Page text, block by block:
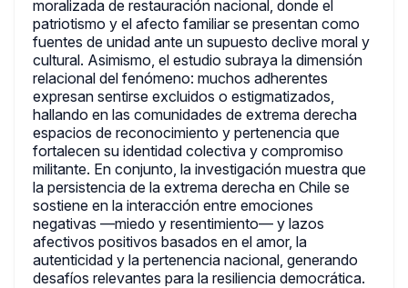
moralizada de restauración nacional, donde el
patriotismo y el afecto familiar se presentan como
fuentes de unidad ante un supuesto declive moral y
cultural. Asimismo, el estudio subraya la dimensión
relacional del fenómeno: muchos adherentes
expresan sentirse excluidos o estigmatizados,
hallando en las comunidades de extrema derecha
espacios de reconocimiento y pertenencia que
fortalecen su identidad colectiva y compromiso
militante. En conjunto, la investigación muestra que
la persistencia de la extrema derecha en Chile se
sostiene en la interacción entre emociones
negativas —miedo y resentimiento— y lazos
afectivos positivos basados en el amor, la
autenticidad y la pertenencia nacional, generando
desafíos relevantes para la resiliencia democrática.